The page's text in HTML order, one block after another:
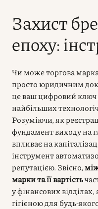
Захист
епоху:
Чи може торгова
просто юридичним
це ваш цифровий ключ
найбільших
Розуміючи, як
фундамент виходу на
впливає на
інструмент
репутацією. Звісно,
марки та її вартість
у фінансових
гігієною для будь-